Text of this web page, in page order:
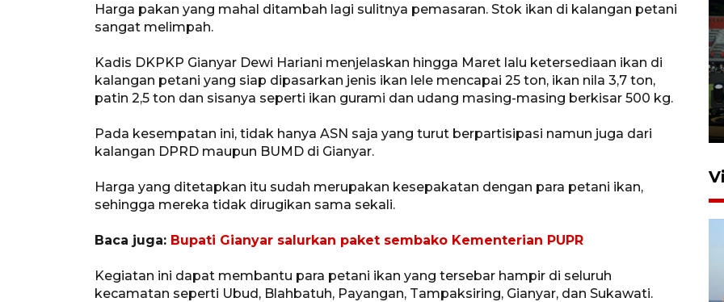
Harga pakan yang mahal ditambah lagi sulitnya pemasaran. Stok ikan di kalangan petani
sangat melimpah.
Kadis DKPKP Gianyar Dewi Hariani menjelaskan hingga Maret lalu ketersediaan ikan di
kalangan petani yang siap dipasarkan jenis ikan lele mencapai 25 ton, ikan nila 3,7 ton,
patin 2,5 ton dan sisanya seperti ikan gurami dan udang masing-masing berkisar 500 kg.
Pada kesempatan ini, tidak hanya ASN saja yang turut berpartisipasi namun juga dari
kalangan DPRD maupun BUMD di Gianyar.
Harga yang ditetapkan itu sudah merupakan kesepakatan dengan para petani ikan,
sehingga mereka tidak dirugikan sama sekali.
Baca juga: Bupati Gianyar salurkan paket sembako Kementerian PUPR
Kegiatan ini dapat membantu para petani ikan yang tersebar hampir di seluruh
kecamatan seperti Ubud, Blahbatuh, Payangan, Tampaksiring, Gianyar, dan Sukawati.
kemampuan tempur Perisai
Trisila Nusantara dalam
latihan di Kepri